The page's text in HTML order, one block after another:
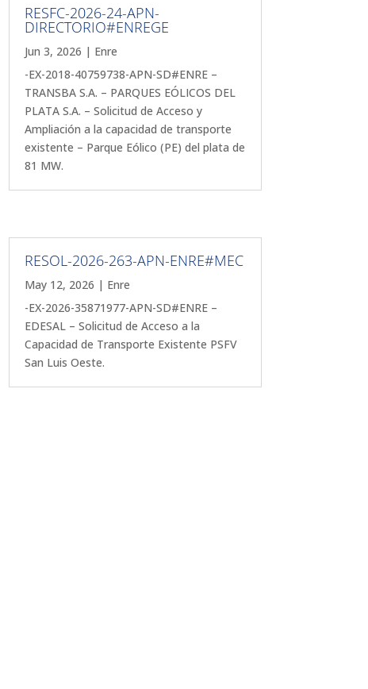
RESFC-2026-24-APN-
DIRECTORIO#ENREGE
Jun 3, 2026 | Enre
-EX-2018-40759738-APN-SD#ENRE –
TRANSBA S.A. – PARQUES EÓLICOS DEL
PLATA S.A. – Solicitud de Acceso y
Ampliación a la capacidad de transporte
existente – Parque Eólico (PE) del plata de
81 MW.
RESOL-2026-263-APN-ENRE#MEC
May 12, 2026 | Enre
-EX-2026-35871977-APN-SD#ENRE –
EDESAL – Solicitud de Acceso a la
Capacidad de Transporte Existente PSFV
San Luis Oeste.